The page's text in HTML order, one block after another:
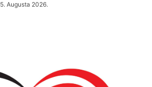
5. Augusta 2026.